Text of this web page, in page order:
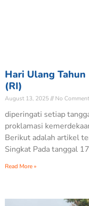
Hari Ulang
(RI)
August 13, 2025 No
diperingati setiap
proklamasi
Berikut adalah artikel
Singkat Pada tanggal 17
Read More »